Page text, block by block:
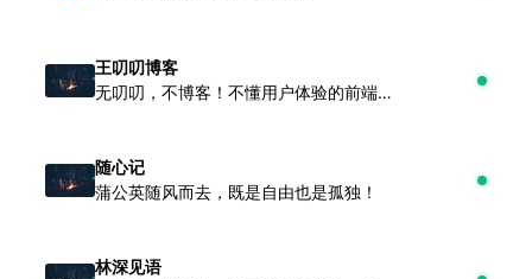
王叨叨博客
无叨叨，不博客！不懂用户体验的前端不是好爸爸……
随心记
蒲公英随风而去，既是自由也是孤独！
林深见语